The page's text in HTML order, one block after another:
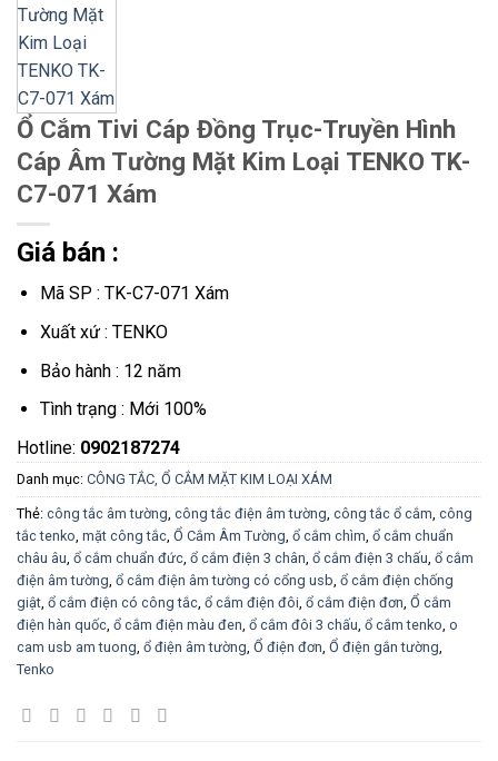
Ổ Cắm Tivi Cáp Đồng Trục-Truyền Hình
Cáp Âm Tường Mặt Kim Loại TENKO TK-
C7-071 Xám
Giá bán :
Mã SP : TK-C7-071 Xám
Xuất xứ : TENKO
Bảo hành : 12 năm
Tình trạng : Mới 100%
Hotline: 0902187274
Danh mục: CÔNG TẮC, Ổ CẮM MẶT KIM LOẠI XÁM
Thẻ: công tắc âm tường công tắc điện âm tường công tắc ổ cắm công
tắc tenko mặt công tắc Ổ Cắm Âm Tường ổ cắm chìm ổ cắm chuẩn
châu âu ổ cắm chuẩn đức ổ cắm điện 3 chân ổ cắm điện 3 chấu ổ cắm
điện âm tường ổ cắm điện âm tường có cổng usb ổ cắm điện chống
giật ổ cắm điện có công tắc ổ cắm điện đôi ổ cắm điện đơn Ổ cắm
điện hàn quốc ổ cắm điện màu đen ổ cắm đôi 3 chấu ổ cắm tenko o
cam usb am tuong ổ điện âm tường Ổ điện đơn Ổ điện gắn tường
Tenko